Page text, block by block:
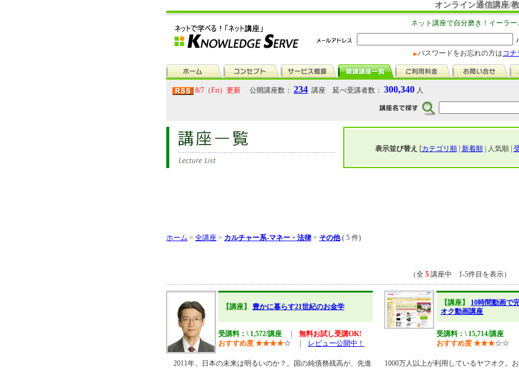
オンライン通信講座/
ネット講座で自分磨き！イーラ
パスワードをお忘れの方はコチ
8/7（Fri）更新 公開講座数： 234 講座 延べ受講者数： 300,340 人
表示並び替え [カテゴリ順| 新着順| 人気順 |
ホーム > 全講座 > カルチャー系-マネー・法律> その他 ( 5 件)
（全 5 講座中 1-5件目を表示） [
【講座】 豊かに暮らす21世紀のお金学
受講料：\ 1,572/講座
無料お試し受講OK!
おすすめ度 ★★★★☆ レビュー公開中！
2011年、日本の未来は明るいのか？。国の純債務残高が、先進
【講座】 10時間動画で
オク動画講座
受講料：\ 15,714/講座
おすすめ度 ★★★☆☆
1000万人以上が利用しているヤフオク。